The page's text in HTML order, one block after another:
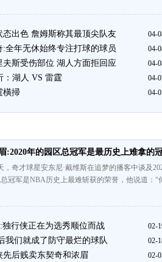
态出色 詹姆斯称其最顶尖队友 04-
全年无休始终专注打球的球员 04-
夫斯受伤部位 湖人方面拒回应 04-
：湖人 VS 雷霆 04-
橫掃 04-
:2020年的园区总冠军是最历史上难拿的
，奇才球星安东尼·戴维斯在追梦的播客中谈及
冠军是NBA历史上最难斩获的荣誉，他说道：
独行侠正在为选秀顺位而战 02-
我们就成了防守最烂的球队 02-
先后贱卖东契奇和浓眉 02-